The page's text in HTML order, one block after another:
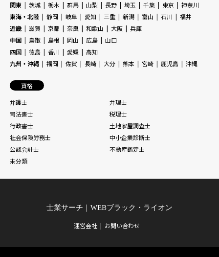
関東
茨城 栃木 群馬 山梨 長野 埼玉 千葉 東京
神奈川
東海・北陸
静岡 岐阜 愛知 三重 新潟 富山 石川
福井
近畿
滋賀 京都 奈良 和歌山 大阪
兵庫
中国
鳥取 島根 岡山 広島
山口
四国
徳島 香川 愛媛
高知
九州・沖縄
福岡 佐賀 長崎 大分 熊本 宮崎 鹿児島 沖縄
資格
弁護士
弁理士
司法書士
税理士
行政書士
土地家屋調査士
社会保険労務士
中小企業診断士
公認会計士
不動産鑑定士
未分類
士業サーチ｜WEBブラック・ライオン
運営会社 お問い合わせ